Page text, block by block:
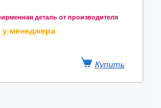
деталь от производителя
у менеджера